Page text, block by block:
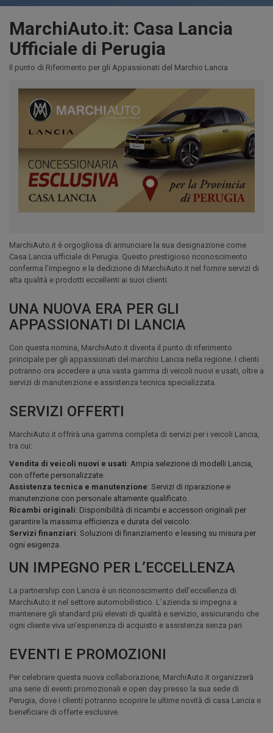
MarchiAuto.it: Casa Lancia
Ufficiale di Perugia
Il punto di Riferimento per gli Appassionati del Marchio Lancia
MarchiAuto.it è orgogliosa di annunciare la sua designazione come
Casa Lancia ufficiale di Perugia. Questo prestigioso riconoscimento
conferma l’impegno e la dedizione di MarchiAuto.it nel fornire servizi di
alta qualità e prodotti eccellenti ai suoi clienti.
UNA NUOVA ERA PER GLI
APPASSIONATI DI LANCIA
Con questa nomina, MarchiAuto.it diventa il punto di riferimento
principale per gli appassionati del marchio Lancia nella regione. I clienti
potranno ora accedere a una vasta gamma di veicoli nuovi e usati, oltre a
servizi di manutenzione e assistenza tecnica specializzata.
SERVIZI OFFERTI
MarchiAuto.it offrirà una gamma completa di servizi per i veicoli Lancia,
tra cui:
Vendita di veicoli nuovi e usati: Ampia selezione di modelli Lancia,
con offerte personalizzate.
Assistenza tecnica e manutenzione: Servizi di riparazione e
manutenzione con personale altamente qualificato.
Ricambi originali: Disponibilità di ricambi e accessori originali per
garantire la massima efficienza e durata del veicolo.
Servizi finanziari: Soluzioni di finanziamento e leasing su misura per
ogni esigenza.
UN IMPEGNO PER L’ECCELLENZA
La partnership con Lancia è un riconoscimento dell’eccellenza di
MarchiAuto.it nel settore automobilistico. L’azienda si impegna a
mantenere gli standard più elevati di qualità e servizio, assicurando che
ogni cliente viva un’esperienza di acquisto e assistenza senza pari.
EVENTI E PROMOZIONI
Per celebrare questa nuova collaborazione, MarchiAuto.it organizzerà
una serie di eventi promozionali e open day presso la sua sede di
Perugia, dove i clienti potranno scoprire le ultime novità di casa Lancia e
beneficiare di offerte esclusive.